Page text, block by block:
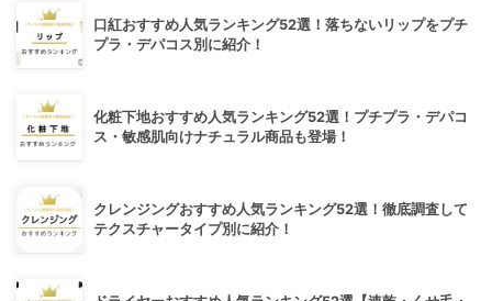
口紅おすすめ人気ランキング52選！落ちないリップをプチ
プラ・デパコス別に紹介！
化粧下地おすすめ人気ランキング52選！プチプラ・デパコ
ス・敏感肌向けナチュラル商品も登場！
クレンジングおすすめ人気ランキング52選！徹底調査して
テクスチャータイプ別に紹介！